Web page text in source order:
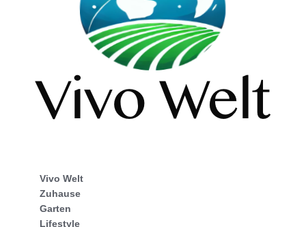
Vivo Welt
Zuhause
Garten
Lifestyle